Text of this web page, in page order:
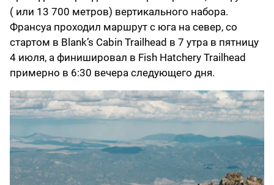
( или 13 700 метров) вертикального набора.
Франсуа проходил маршрут с юга на север, со
стартом в Blank’s Cabin Trailhead в 7 утра в пятницу
4 июля, а финишировал в Fish Hatchery Trailhead
примерно в 6:30 вечера следующего дня.